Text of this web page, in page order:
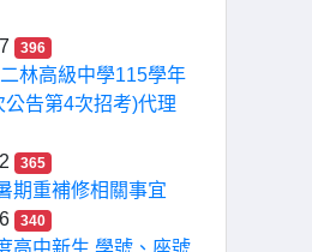
396
林高級中學115學年
公告第4次招考)代理
365
期重補修相關事宜
340
高中新生 學號、座號